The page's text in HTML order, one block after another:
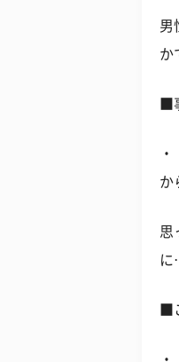
男
か
■
か
思
に
■